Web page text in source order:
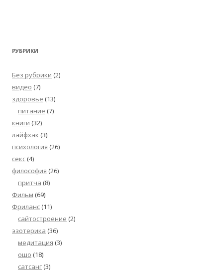
РУБРИКИ
Без рубрики (2)
видео (7)
здоровье (13)
питание (7)
книги (32)
лайфхак (3)
психология (26)
секс (4)
философия (26)
притча (8)
Фильм (69)
Фриланс (11)
сайтостроение (2)
эзотерика (36)
медитация (3)
ошо (18)
сатсанг (3)